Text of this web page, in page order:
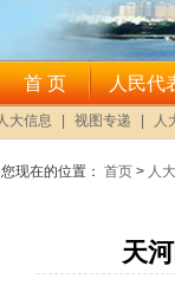
您现在的位置： 首页 > 人
天